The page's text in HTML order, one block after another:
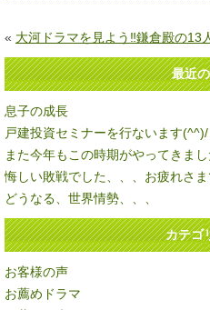
« 大河ドラマを見よう‼鎌倉殿の13
最近
息子の成長
戸建投資セミナーを行ないます(^^)/
また今年もこの時期がやってきまし
悔しい敗戦でした、、、お疲れさ
どうなる、世界情勢、、、
カテゴ
お客様の声
お薦めドラマ